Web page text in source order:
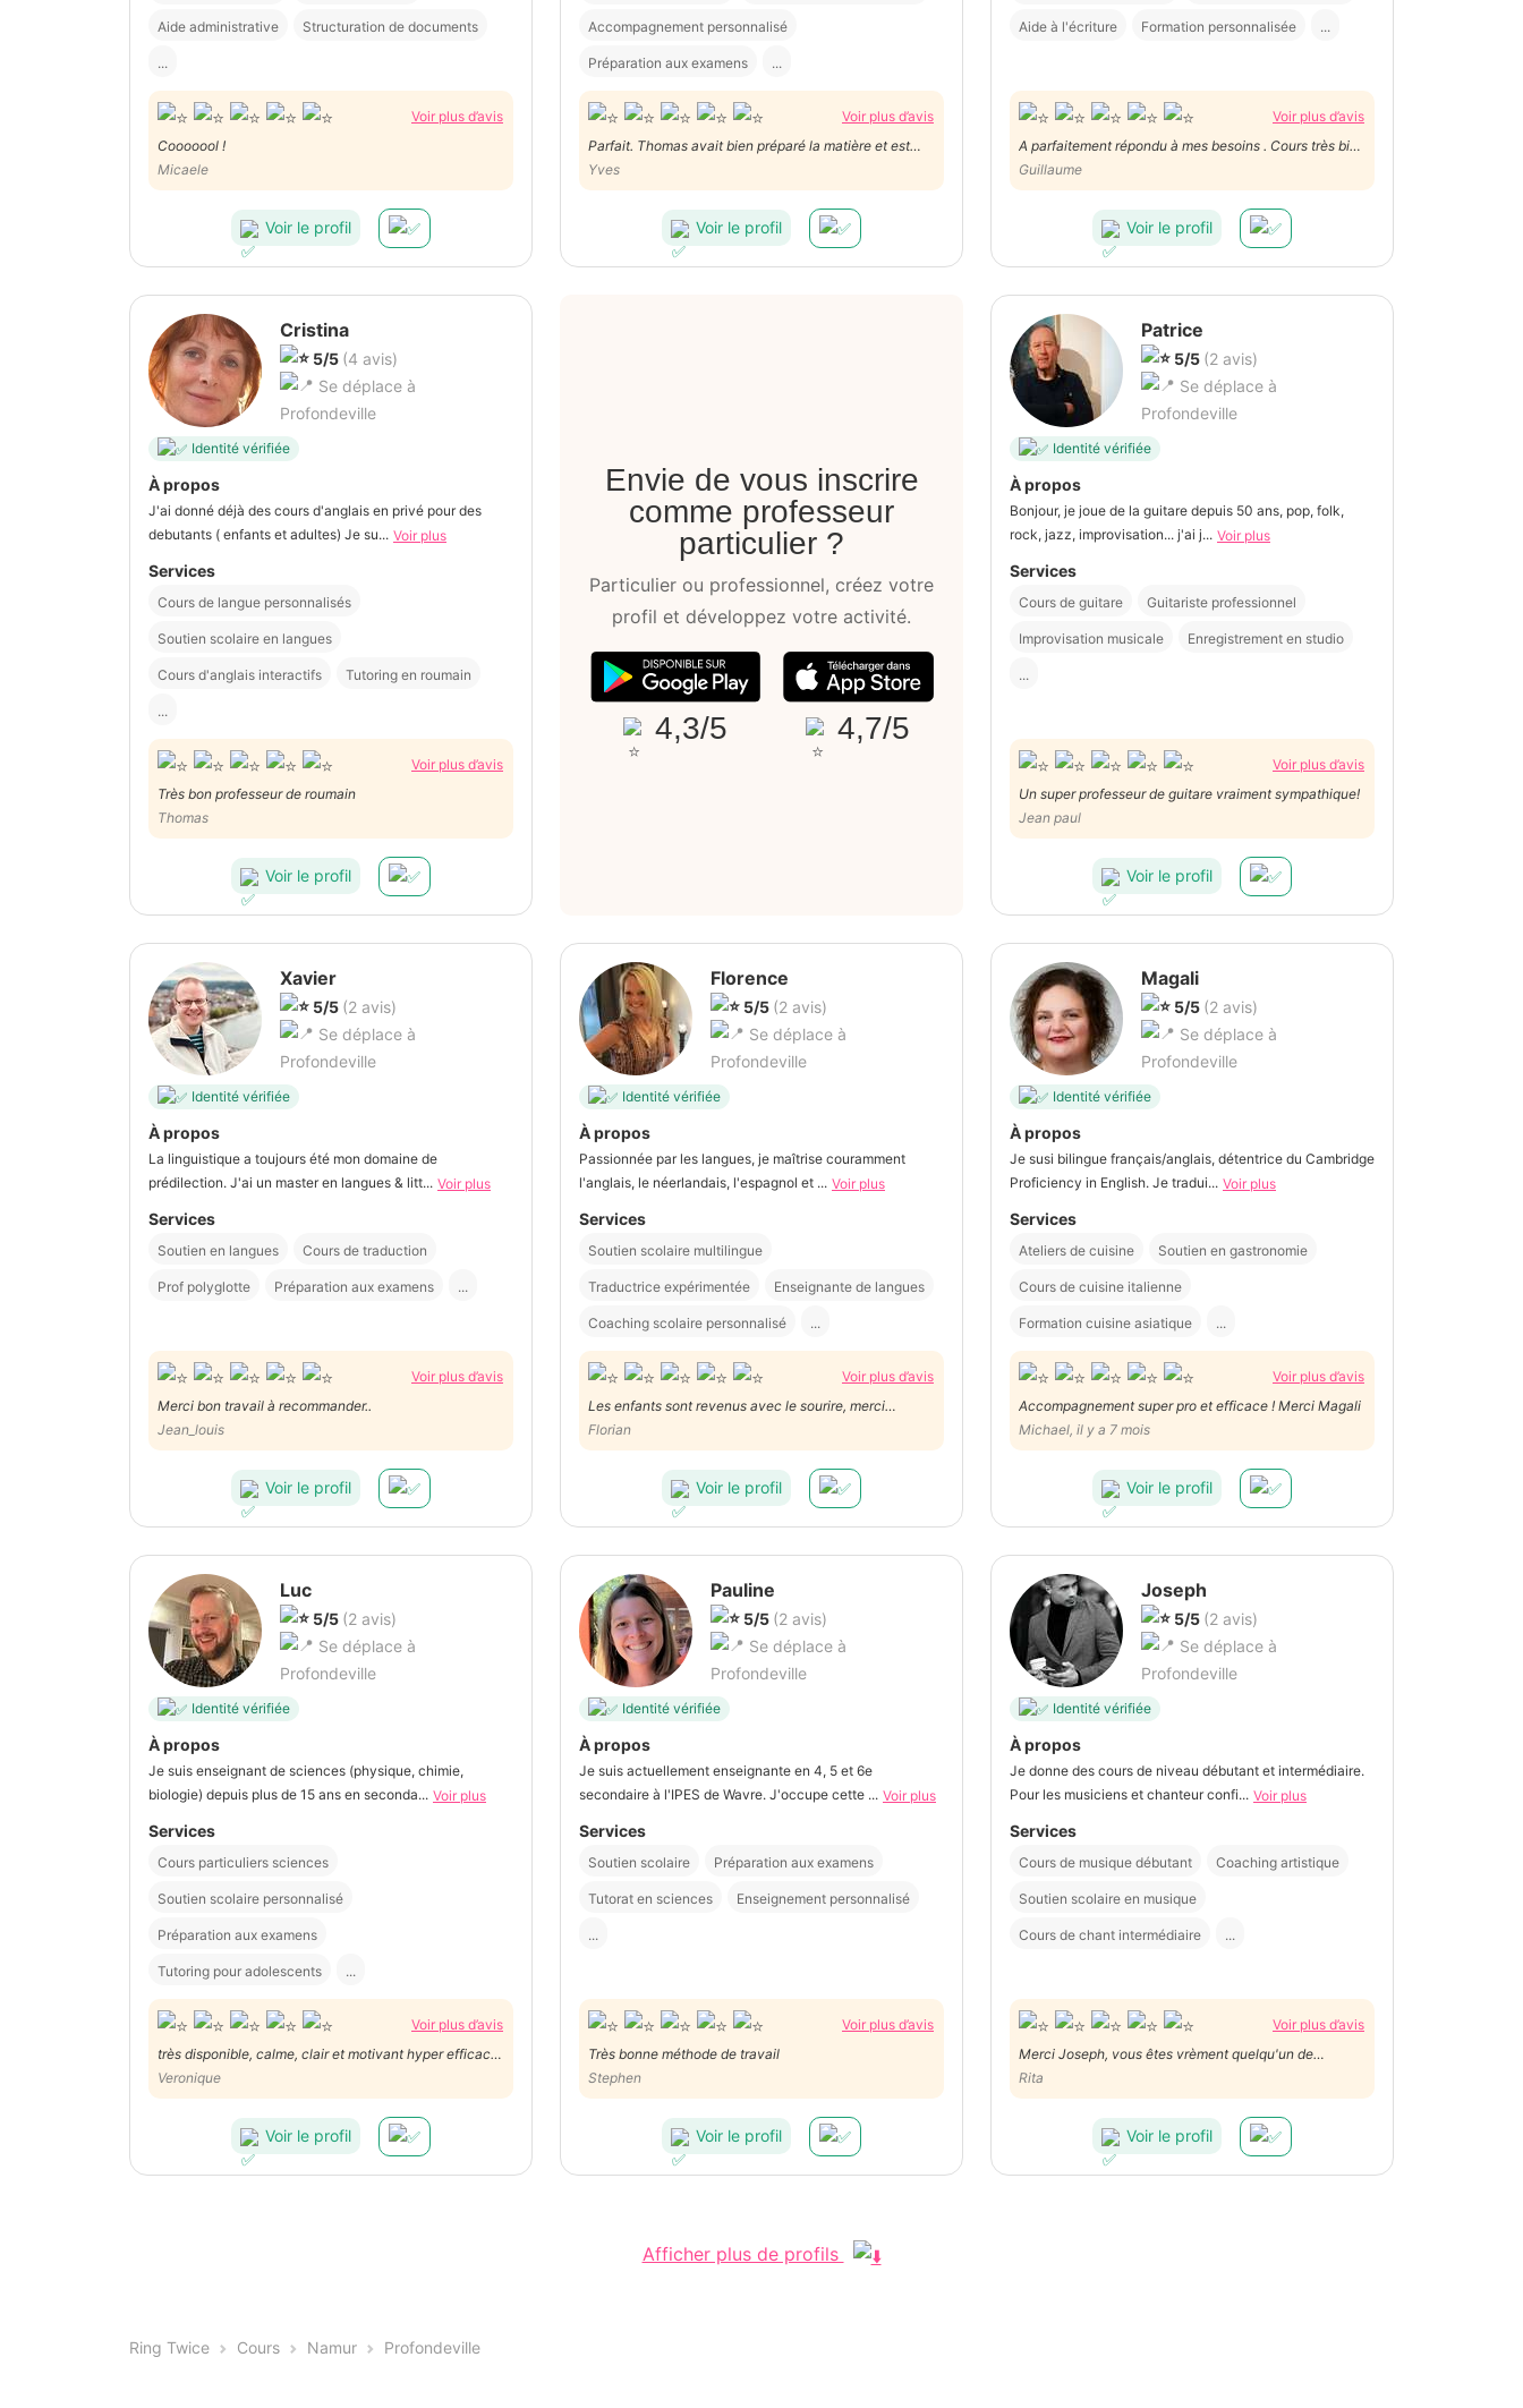
Aide administrative Structuration de documents
...
Voir plus d’avis
Cooooool !
Micaele
Voir le profil
Accompagnement personnalisé
Préparation aux examens ...
Voir plus d’avis
Parfait. Thomas avait bien préparé la matière et est
très pédagogue.
Yves
Voir le profil
Aide à l'écriture Formation personnalisée ...
Voir plus d’avis
A parfaitement répondu à mes besoins . Cours très bien
préparés et adaptés à mes souhaits. Personne très
sympathique et agréable .
Guillaume
Voir le profil
Cristina
5/5 (4 avis)
Se déplace à
Profondeville
Identité vérifiée
À propos
J'ai donné déjà des cours d'anglais en privé pour des
debutants ( enfants et adultes) Je su... Voir plus
Services
Cours de langue personnalisés
Soutien scolaire en langues
Cours d'anglais interactifs Tutoring en roumain
...
Voir plus d’avis
Très bon professeur de roumain
Thomas
Voir le profil
Envie de vous inscrire
comme professeur
particulier ?
Particulier ou professionnel, créez votre
profil et développez votre activité.
4,3/5 4,7/5
Patrice
5/5 (2 avis)
Se déplace à
Profondeville
Identité vérifiée
À propos
Bonjour, je joue de la guitare depuis 50 ans, pop, folk,
rock, jazz, improvisation... j'ai j... Voir plus
Services
Cours de guitare Guitariste professionnel
Improvisation musicale Enregistrement en studio
...
Voir plus d’avis
Un super professeur de guitare vraiment sympathique!
Jean paul
Voir le profil
Xavier
5/5 (2 avis)
Se déplace à
Profondeville
Identité vérifiée
À propos
La linguistique a toujours été mon domaine de
prédilection. J'ai un master en langues & litt... Voir plus
Services
Soutien en langues Cours de traduction
Prof polyglotte Préparation aux examens ...
Voir plus d’avis
Merci bon travail à recommander..
Jean_louis
Voir le profil
Florence
5/5 (2 avis)
Se déplace à
Profondeville
Identité vérifiée
À propos
Passionnée par les langues, je maîtrise couramment
l'anglais, le néerlandais, l'espagnol et ... Voir plus
Services
Soutien scolaire multilingue
Traductrice expérimentée Enseignante de langues
Coaching scolaire personnalisé ...
Voir plus d’avis
Les enfants sont revenus avec le sourire, merci
Florence :)
Florian
Voir le profil
Magali
5/5 (2 avis)
Se déplace à
Profondeville
Identité vérifiée
À propos
Je susi bilingue français/anglais, détentrice du Cambridge
Proficiency in English. Je tradui... Voir plus
Services
Ateliers de cuisine Soutien en gastronomie
Cours de cuisine italienne
Formation cuisine asiatique ...
Voir plus d’avis
Accompagnement super pro et efficace ! Merci Magali
Michael, il y a 7 mois
Voir le profil
Luc
5/5 (2 avis)
Se déplace à
Profondeville
Identité vérifiée
À propos
Je suis enseignant de sciences (physique, chimie,
biologie) depuis plus de 15 ans en seconda... Voir plus
Services
Cours particuliers sciences
Soutien scolaire personnalisé
Préparation aux examens
Tutoring pour adolescents ...
Voir plus d’avis
très disponible, calme, clair et motivant hyper efficace
:)
Veronique
Voir le profil
Pauline
5/5 (2 avis)
Se déplace à
Profondeville
Identité vérifiée
À propos
Je suis actuellement enseignante en 4, 5 et 6e
secondaire à l'IPES de Wavre. J'occupe cette ... Voir plus
Services
Soutien scolaire Préparation aux examens
Tutorat en sciences Enseignement personnalisé
...
Voir plus d’avis
Très bonne méthode de travail
Stephen
Voir le profil
Joseph
5/5 (2 avis)
Se déplace à
Profondeville
Identité vérifiée
À propos
Je donne des cours de niveau débutant et intermédiaire.
Pour les musiciens et chanteur confi... Voir plus
Services
Cours de musique débutant Coaching artistique
Soutien scolaire en musique
Cours de chant intermédiaire ...
Voir plus d’avis
Merci Joseph, vous êtes vrèment quelqu'un de
précieux
Rita
Voir le profil
Afficher plus de profils
Ring Twice Cours Namur Profondeville